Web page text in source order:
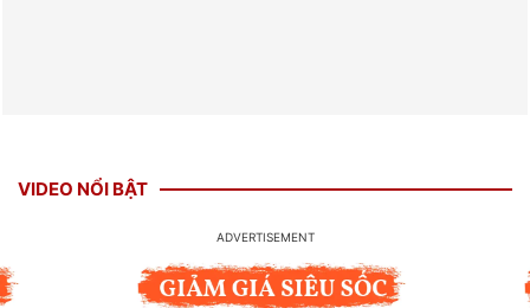
VIDEO NỔI BẬT